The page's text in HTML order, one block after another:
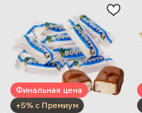
Финальная цена
+5% с Премиум